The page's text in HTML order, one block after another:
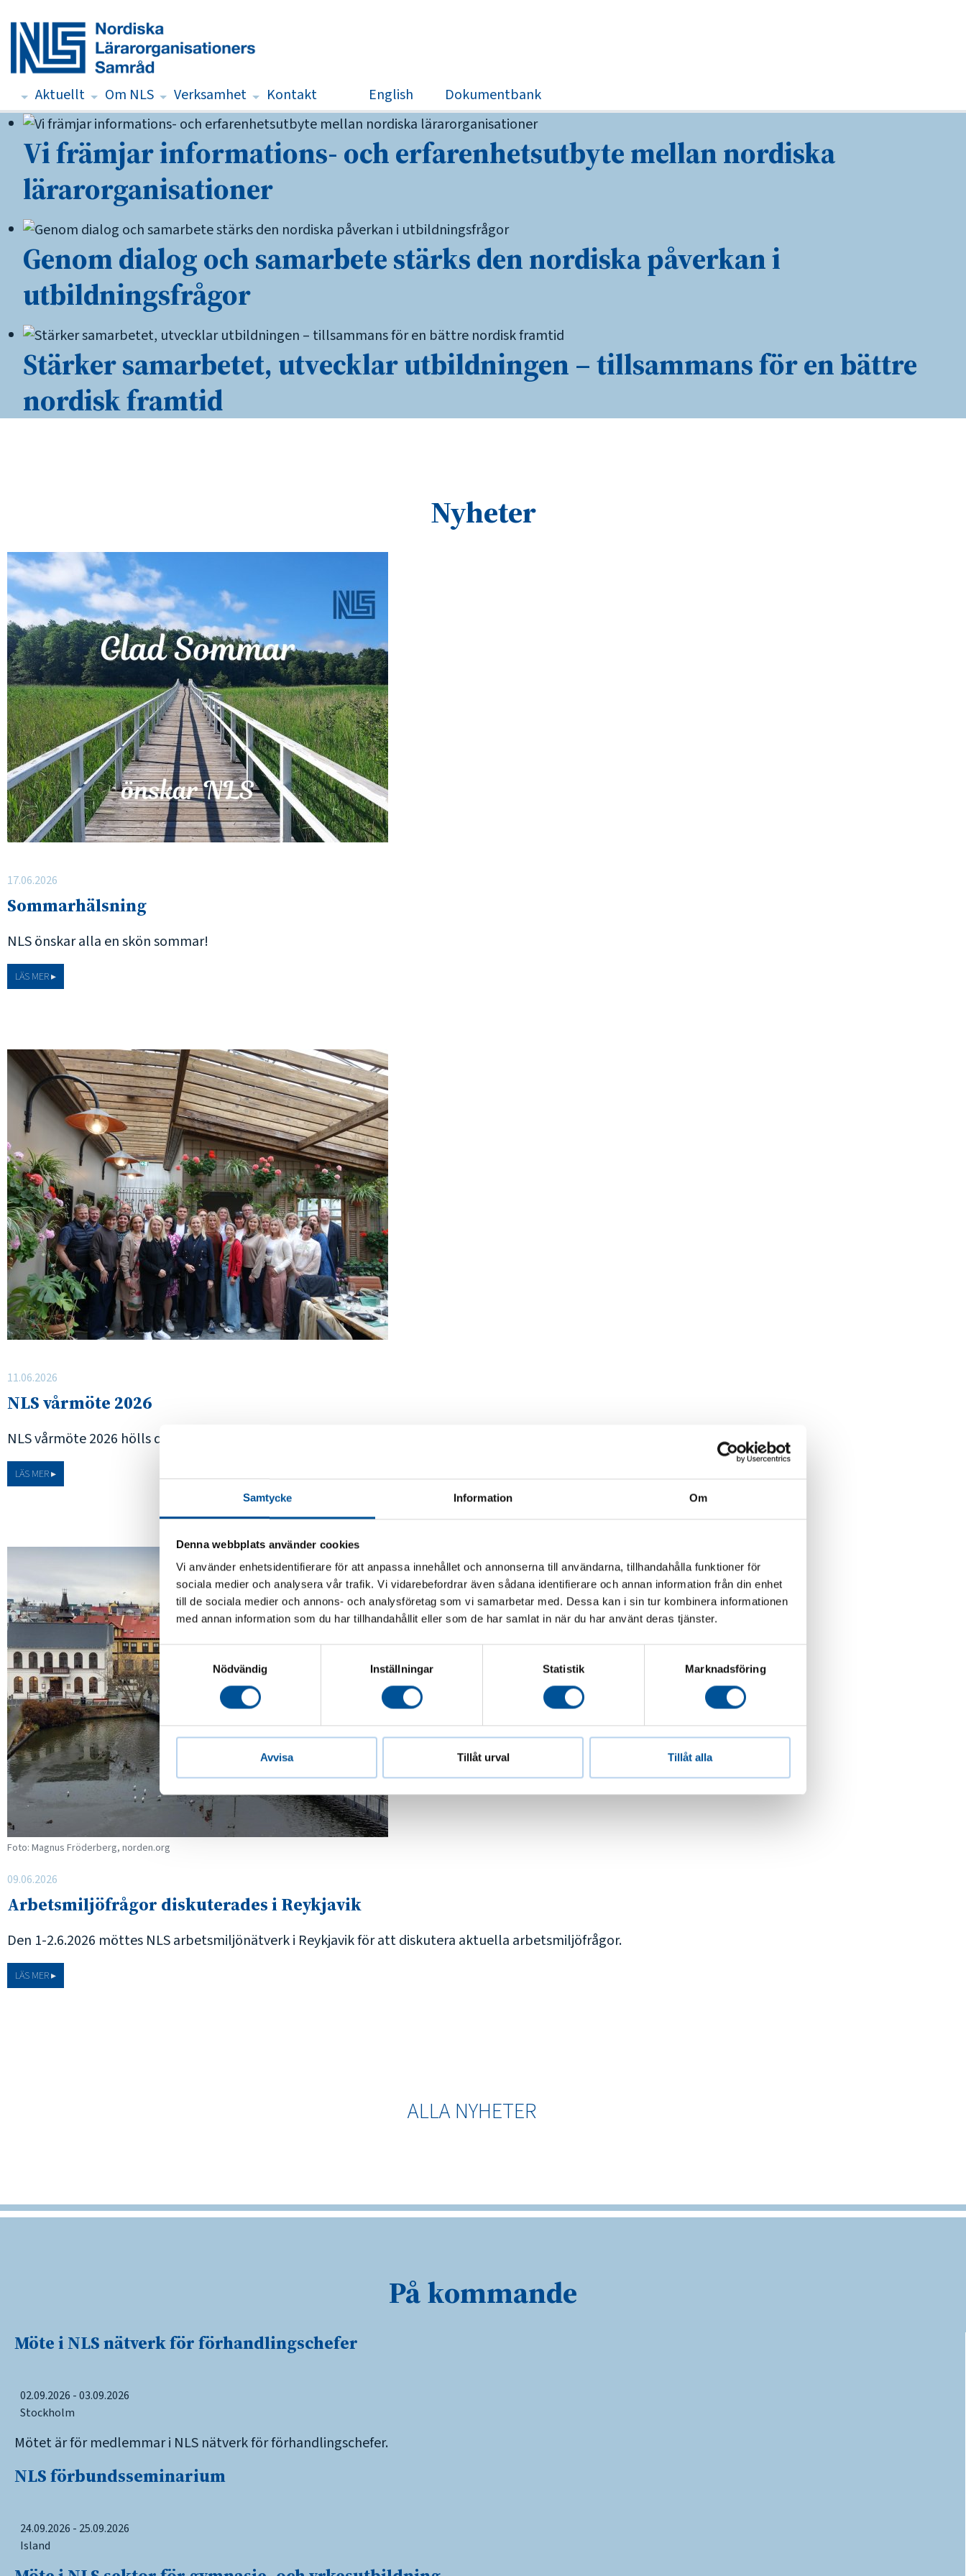
Samtycke Information Om
Denna webbplats använder cookies
Vi använder enhetsidentifierare för att anpassa innehållet och annonserna till användarna, tillhandahålla funktioner för
sociala medier och analysera vår trafik. Vi vidarebefordrar även sådana identifierare och annan information från din enhet
till de sociala medier och annons- och analysföretag som vi samarbetar med. Dessa kan i sin tur kombinera informationen
med annan information som du har tillhandahållit eller som de har samlat in när du har använt deras tjänster.
Samtyckesval
Nödvändig
Inställningar Statistik Marknadsföring
Avvisa Tillåt urval Tillåt alla
Aktuellt Om NLS Verksamhet Kontakt English Dokumentbank
Vi främjar informations- och erfarenhetsutbyte mellan nordiska
lärarorganisationer
Genom dialog och samarbete stärks den nordiska påverkan i
utbildningsfrågor
Stärker samarbetet, utvecklar utbildningen – tillsammans för en bättre
nordisk framtid
Nyheter
17.06.2026
Sommarhälsning
NLS önskar alla en skön sommar!
LÄS MER ▸
11.06.2026
NLS vårmöte 2026
NLS vårmöte 2026 hölls den 3-4 juni i Hveragerði, Island.
LÄS MER ▸
Foto: Magnus Fröderberg, norden.org
09.06.2026
Arbetsmiljöfrågor diskuterades i Reykjavik
Den 1-2.6.2026 möttes NLS arbetsmiljönätverk i Reykjavik för att diskutera aktuella arbetsmiljöfrågor.
LÄS MER ▸
ALLA NYHETER
På kommande
Möte i NLS nätverk för förhandlingschefer
02.09.2026 - 03.09.2026
Stockholm
Mötet är för medlemmar i NLS nätverk för förhandlingschefer.
NLS förbundsseminarium
24.09.2026 - 25.09.2026
Island